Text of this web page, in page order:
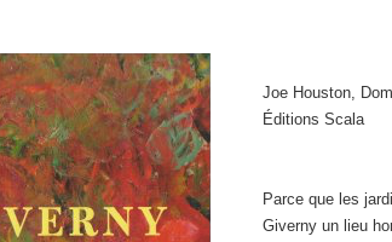
Joe Houston,
Éditions Scala
Parce que les
Giverny un lieu